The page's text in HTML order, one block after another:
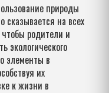
природы
сказывается на всех
чтобы родители и
экологического
элементы в
их
к жизни в